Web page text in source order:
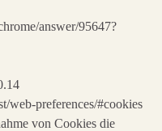
answer/95647?
web-preferences/#cookies
von Cookies die